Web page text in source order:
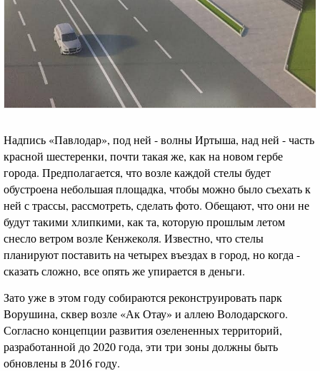
Надпись «Павлодар», под ней - волны Иртыша, над ней - часть
красной шестеренки, почти такая же, как на новом гербе
города. Предполагается, что возле каждой стелы будет
обустроена небольшая площадка, чтобы можно было съехать к
ней с трассы, рассмотреть, сделать фото. Обещают, что они не
будут такими хлипкими, как та, которую прошлым летом
снесло ветром возле Кенжеколя. Известно, что стелы
планируют поставить на четырех въездах в город, но когда -
сказать сложно, все опять же упирается в деньги.
Зато уже в этом году собираются реконструировать парк
Ворушина, сквер возле «Ак Отау» и аллею Володарского.
Согласно концепции развития озелененных территорий,
разработанной до 2020 года, эти три зоны должны быть
обновлены в 2016 году.